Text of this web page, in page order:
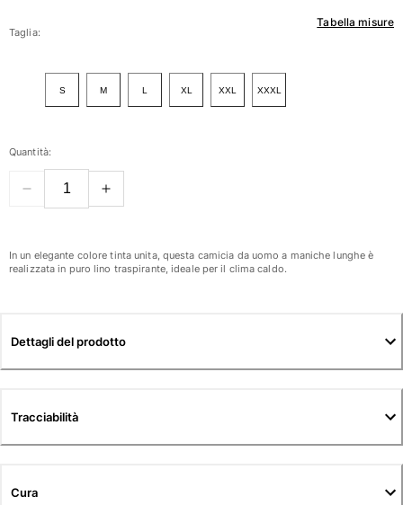
Vedi tutti i Donna
Costumi da bagno
Slips
Vedi tutti i Costumi da bagno
Polos
Shorts
Tabella misure
Taglia:
S M L XL XXL XXXL
Quantità:
In un elegante colore tinta unita, questa camicia da uomo a maniche lunghe è
realizzata in puro lino traspirante, ideale per il clima caldo.
Dettagli del prodotto
Tracciabilità
Cura